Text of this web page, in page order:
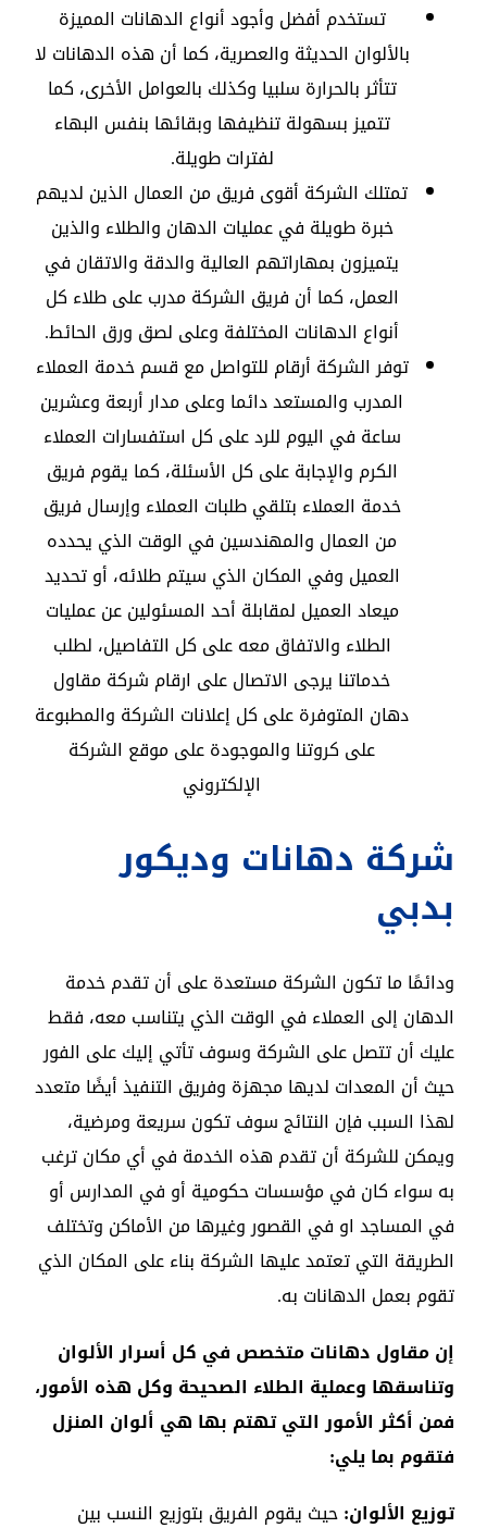
تستخدم أفضل وأجود أنواع الدهانات المميزة
بالألوان الحديثة والعصرية، كما أن هذه الدهانات لا
تتأثر بالحرارة سلبيا وكذلك بالعوامل الأخرى، كما
تتميز بسهولة تنظيفها وبقائها بنفس البهاء
لفترات طويلة.
تمتلك الشركة أقوى فريق من العمال الذين لديهم
خبرة طويلة في عمليات الدهان والطلاء والذين
يتميزون بمهاراتهم العالية والدقة والاتقان في
العمل، كما أن فريق الشركة مدرب على طلاء كل
أنواع الدهانات المختلفة وعلى لصق ورق الحائط.
توفر الشركة أرقام للتواصل مع قسم خدمة العملاء
المدرب والمستعد دائما وعلى مدار أربعة وعشرين
ساعة في اليوم للرد على كل استفسارات العملاء
الكرم والإجابة على كل الأسئلة، كما يقوم فريق
خدمة العملاء بتلقي طلبات العملاء وإرسال فريق
من العمال والمهندسين في الوقت الذي يحدده
العميل وفي المكان الذي سيتم طلائه، أو تحديد
ميعاد العميل لمقابلة أحد المسئولين عن عمليات
الطلاء والاتفاق معه على كل التفاصيل، لطلب
خدماتنا يرجى الاتصال على ارقام شركة مقاول
دهان المتوفرة على كل إعلانات الشركة والمطبوعة
على كروتنا والموجودة على موقع الشركة
الإلكتروني
شركة دهانات وديكور
بدبي
ودائمًا ما تكون الشركة مستعدة على أن تقدم خدمة
الدهان إلى العملاء في الوقت الذي يتناسب معه، فقط
عليك أن تتصل على الشركة وسوف تأتي إليك على الفور
حيث أن المعدات لديها مجهزة وفريق التنفيذ أيضًا متعدد
لهذا السبب فإن النتائج سوف تكون سريعة ومرضية،
ويمكن للشركة أن تقدم هذه الخدمة في أي مكان ترغب
به سواء كان في مؤسسات حكومية أو في المدارس أو
في المساجد او في القصور وغيرها من الأماكن وتختلف
الطريقة التي تعتمد عليها الشركة بناء على المكان الذي
تقوم بعمل الدهانات به.
إن مقاول دهانات متخصص في كل أسرار الألوان
وتناسقها وعملية الطلاء الصحيحة وكل هذه الأمور،
فمن أكثر الأمور التي تهتم بها هي ألوان المنزل
فتقوم بما يلي:
توزيع الألوان:حيث يقوم الفريق بتوزيع النسب بين